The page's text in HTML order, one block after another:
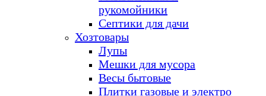
рукомойники
Септики для дачи
Хозтовары
Лупы
Мешки для мусора
Весы бытовые
Плитки газовые и электро